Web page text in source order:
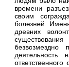
времени
своим
болезней.
древних
безвозмездно
деятельность